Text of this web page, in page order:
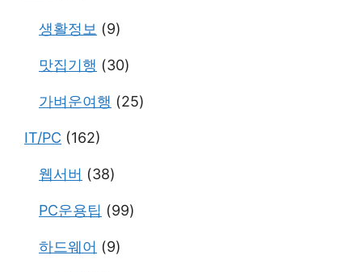
생활정보 (9)
맛집기행 (30)
가벼운여행 (25)
IT/PC (162)
웹서버 (38)
PC운용팁 (99)
하드웨어 (9)